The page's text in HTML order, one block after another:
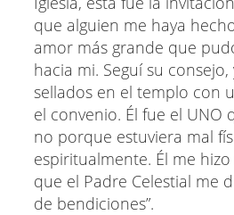
que alguien me haya
amor más grande que
hacia mi. Seguí su
sellados en el templo con
el convenio. Él fue el UNO
no porque estuviera mal
espiritualmente. Él me
que el Padre Celestial me
de bendiciones”.